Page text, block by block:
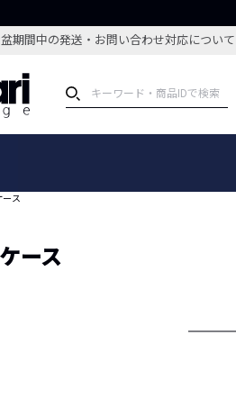
期間中の発送・お問い合わせ対応について
アイテム
ス
ース